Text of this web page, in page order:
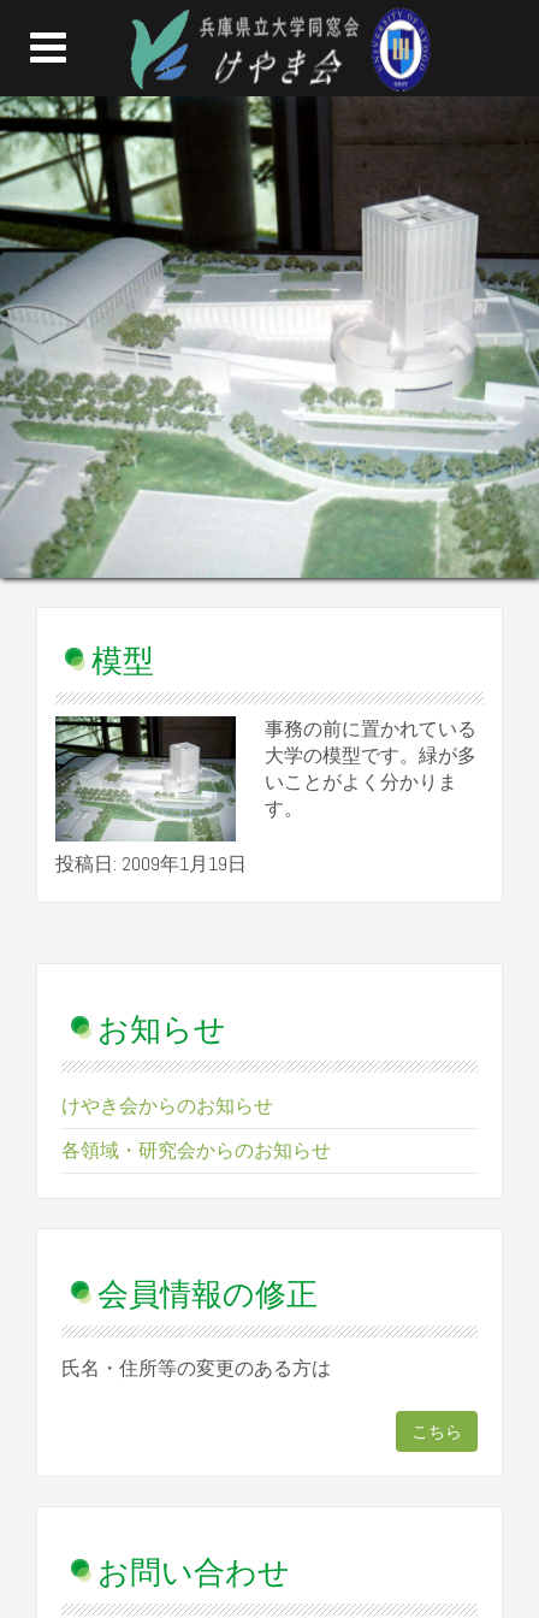
模型
事務の前に置かれている
大学の模型です。緑が多
いことがよく分かりま
す。
投稿日: 2009年1月19日
お知らせ
けやき会からのお知らせ
各領域・研究会からのお知らせ
会員情報の修正
氏名・住所等の変更のある方は
こちら
お問い合わせ